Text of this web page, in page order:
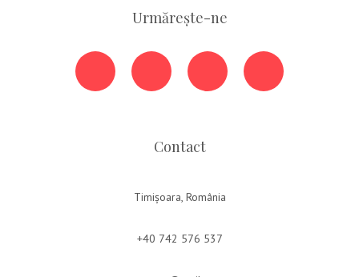
Urmărește-ne
Contact
Timișoara, România
+40 742 576 537